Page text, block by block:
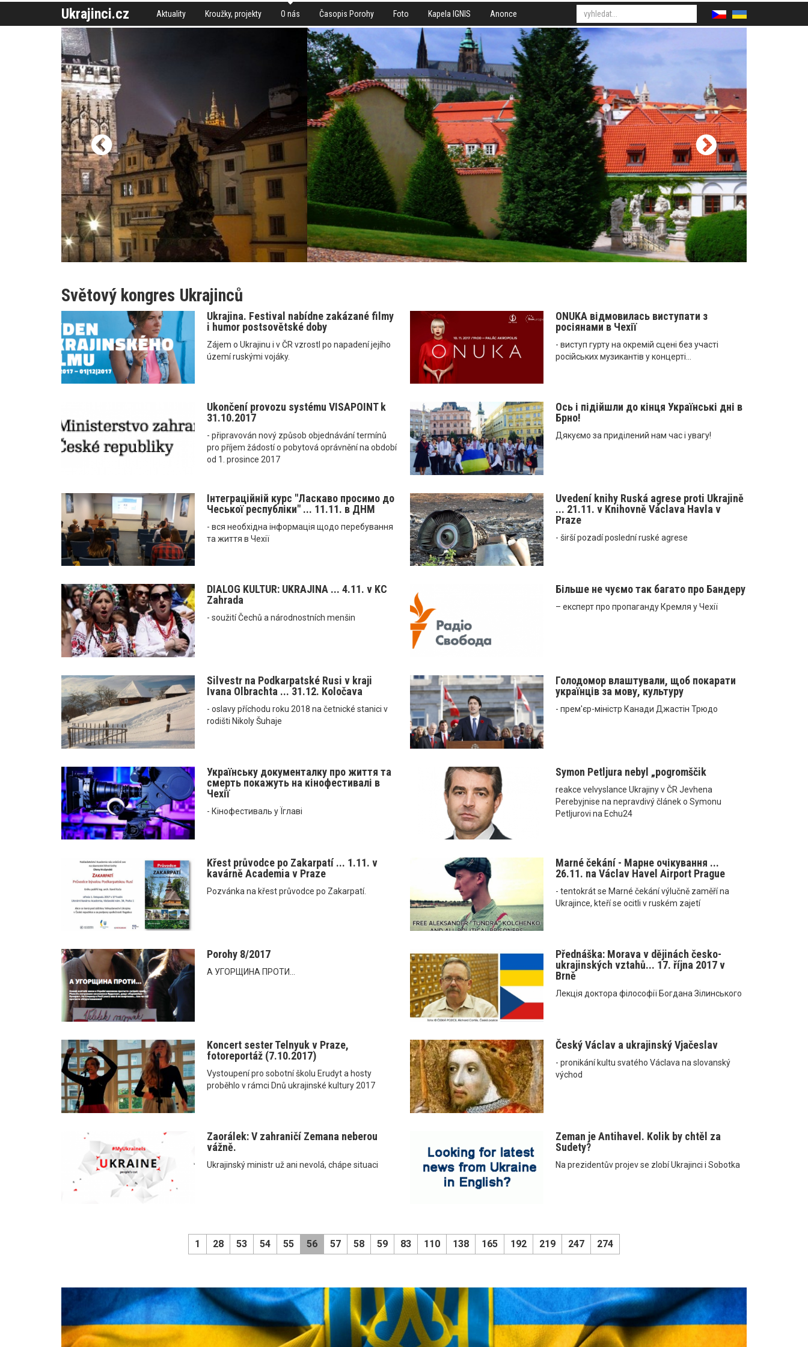
Ukrajinci.cz Aktuality Kroužky, projekty O nás Časopis Porohy Foto Kapela IGNIS Anonce
Světový kongres Ukrajinců
Ukrajina. Festival nabídne zakázané filmy
i humor postsovětské doby
Zájem o Ukrajinu i v ČR vzrostl po napadení jejího
území ruskými vojáky.
ONUKA відмовилась виступати з
росіянами в Чехії
- виступ гурту на окремій сцені без участі
російських музикантів у концерті...
Ukončení provozu systému VISAPOINT k
31.10.2017
- připravován nový způsob objednávání termínů
pro příjem žádostí o pobytová oprávnění na období
od 1. prosince 2017
Ось і підійшли до кінця Українські дні в
Брно!
Дякуємо за приділений нам час і увагу!
Інтеграційній курс "Ласкаво просимо до
Чеської республіки" ... 11.11. в ДНМ
- вся необхідна інформація щодо перебування
та життя в Чехії
Uvedení knihy Ruská agrese proti Ukrajině
... 21.11. v Knihovně Václava Havla v
Praze
- širší pozadí poslední ruské agrese
DIALOG KULTUR: UKRAJINA ... 4.11. v KC
Zahrada
- soužití Čechů a národnostních menšin
Більше не чуємо так багато про Бандеру
– експерт про пропаганду Кремля у Чехії
Silvestr na Podkarpatské Rusi v kraji
Ivana Olbrachta ... 31.12. Koločava
- oslavy příchodu roku 2018 na četnické stanici v
rodišti Nikoly Šuhaje
Голодомор влаштували, щоб покарати
українців за мову, культуру
- прем'єр-міністр Канади Джастін Трюдо
Українську документалку про життя та
смерть покажуть на кінофестивалі в
Чехії
- Кінофестиваль у Їглаві
Symon Petljura nebyl „pogromščik
reakce velvyslance Ukrajiny v ČR Jevhena
Perebyjnise na nepravdivý článek o Symonu
Petljurovi na Echu24
Křest průvodce po Zakarpatí ... 1.11. v
kavárně Academia v Praze
Pozvánka na křest průvodce po Zakarpatí.
Marné čekání - Марне очікування ...
26.11. na Václav Havel Airport Prague
- tentokrát se Marné čekání výlučně zaměří na
Ukrajince, kteří se ocitli v ruském zajetí
Porohy 8/2017
А УГОРЩИНА ПРОТИ...
Přednáška: Morava v dějinách česko-
ukrajinských vztahů... 17. října 2017 v
Brně
Лекція доктора філософії Богдана Зілинського
Koncert sester Telnyuk v Praze,
fotoreportáž (7.10.2017)
Vystoupení pro sobotní školu Erudyt a hosty
proběhlo v rámci Dnů ukrajinské kultury 2017
Český Václav a ukrajinský Vjačeslav
- pronikání kultu svatého Václava na slovanský
východ
Zaorálek: V zahraničí Zemana neberou
vážně.
Ukrajinský ministr už ani nevolá, chápe situaci
Zeman je Antihavel. Kolik by chtěl za
Sudety?
Na prezidentův projev se zlobí Ukrajinci i Sobotka
1 28 53 54 55 56 57 58 59 83 110 138 165 192 219 247 274